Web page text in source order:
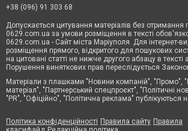
+38 (096) 91 303 68
Допускається цитування матеріалів без отримання
0629.com.ua за умови розміщення в тексті
0629.com.ua - Сайт міста Маріуполя. Для інтернет-
розміщення прямого, відкритого для пошукових
на цитовані статті не нижче другого абзацу в тексті
Порушення виняткових прав переслідується
Матеріали з плашками "Новини компаній", "Промо",
матеріал", "Партнерський спецпроєкт", "Політичні
"PR", "Офіційно", "Політична реклама" публікуються
Політика конфіденційності Правила сайту Правила